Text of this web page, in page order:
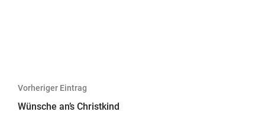
Beitragsnavigation
Vorheriger Eintrag
Wünsche an’s Christkind